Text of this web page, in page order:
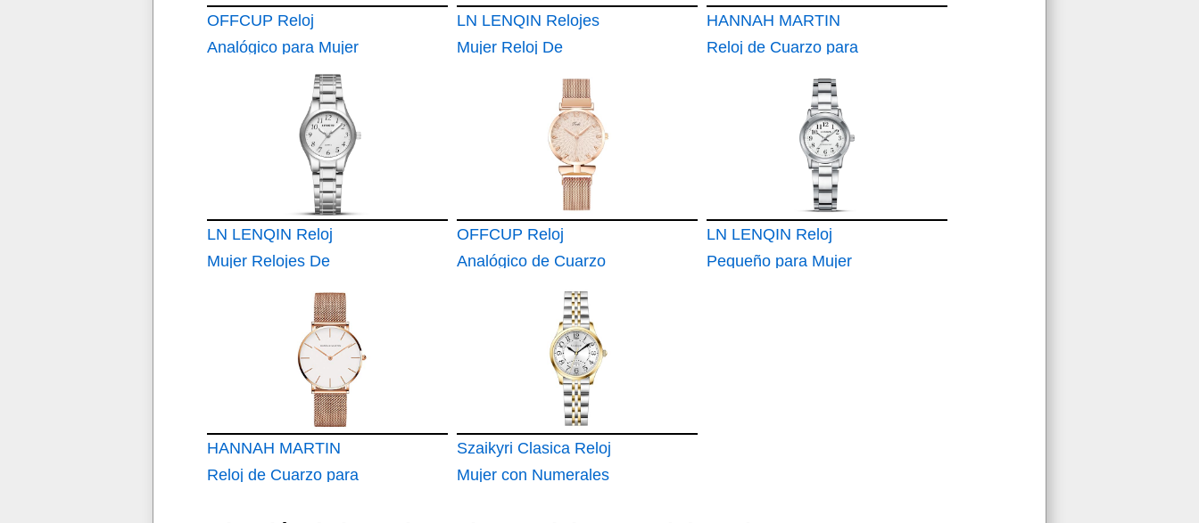
OFFCUP Reloj
Analógico para Mujer
Correa en Acero
LN LENQIN Relojes
Mujer Reloj De
Cuarzo Analógicos
para Mujer Reloj
HANNAH MARTIN
Reloj de Cuarzo para
Mujer Banda Malla
Acero Inoxidable
Ultra Delgado
LN LENQIN Reloj
Mujer Relojes De
Cuarzo Analógicos
OFFCUP Reloj
Analógico de Cuarzo
Banda de Malla de
Acero Inoxidable
Ultra Delgado
Pulsera Informal de
Moda Premium para
Damas y Niñas
LN LENQIN Reloj
Pequeño para Mujer
HANNAH MARTIN
Reloj de Cuarzo para
Szaikyri Clasica Reloj
Mujer con Numerales